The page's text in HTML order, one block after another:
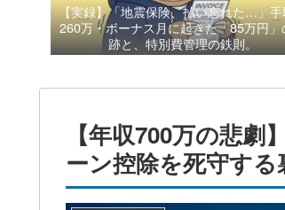
【実録】「地震保険、払い忘れた…」手
260万・ボーナス月に起きた「85万円」
跡と、特別費管理の鉄則。
【年収700万の悲
ーン控除を死守する